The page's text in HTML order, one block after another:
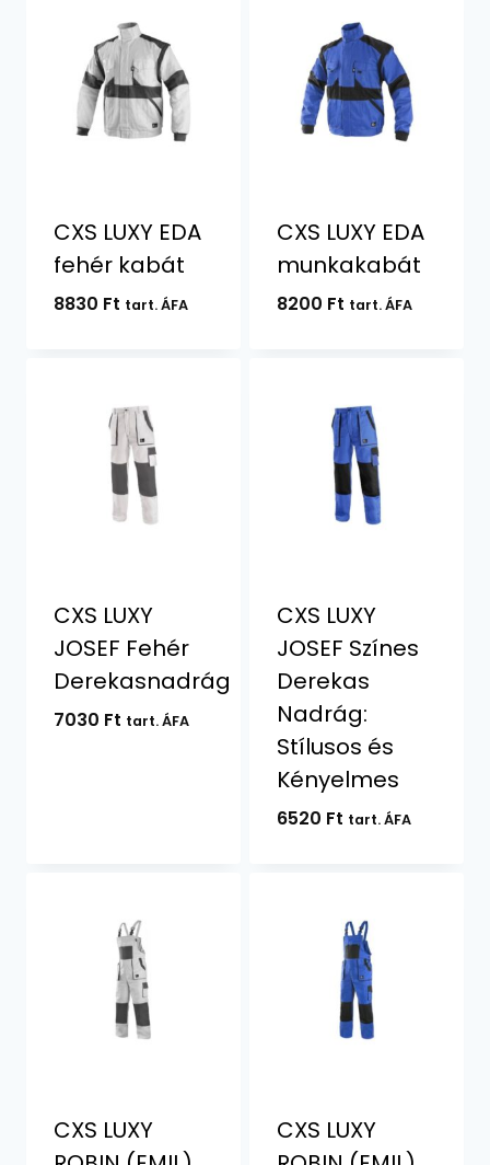
CXS LUXY EDA
fehér kabát
8830 Ft tart. ÁFA
CXS LUXY EDA
munkakabát
8200 Ft tart. ÁFA
CXS LUXY
JOSEF Fehér
Derekasnadrág
7030 Ft tart. ÁFA
CXS LUXY
JOSEF Színes
Derekas
Nadrág:
Stílusos és
Kényelmes
6520 Ft tart. ÁFA
CXS LUXY
CXS LUXY